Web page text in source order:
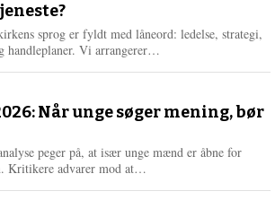
e
r
e
sprog er fyldt med låneord: ledelse, strategi,
handleplaner. Vi arrangerer…
e
Når unge søger mening, bør
peger på, at især unge mænd er åbne for
Kritikere advarer mod at…